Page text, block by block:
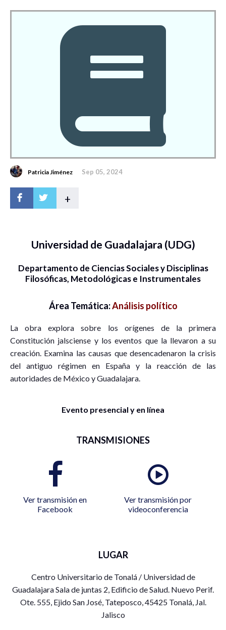
Patricia Jiménez Sep 05, 2024
+
Universidad de Guadalajara (UDG)
Departamento de Ciencias Sociales y Disciplinas
Filosóficas, Metodológicas e Instrumentales
Área Temática:Análisis político
La obra explora sobre los orígenes de la primera
Constitución jalsciense y los eventos que la llevaron a su
creación. Examina las causas que desencadenaron la crisis
del antiguo régimen en España y la reacción de las
autoridades de México y Guadalajara.
Evento presencial y en línea
TRANSMISIONES
Ver transmisión en
Facebook
Ver transmisión por
videoconferencia
LUGAR
Centro Universitario de Tonalá / Universidad de
Guadalajara Sala de juntas 2, Edificio de Salud. Nuevo Perif.
Ote. 555, Ejido San José, Tateposco, 45425 Tonalá, Jal.
Jalisco